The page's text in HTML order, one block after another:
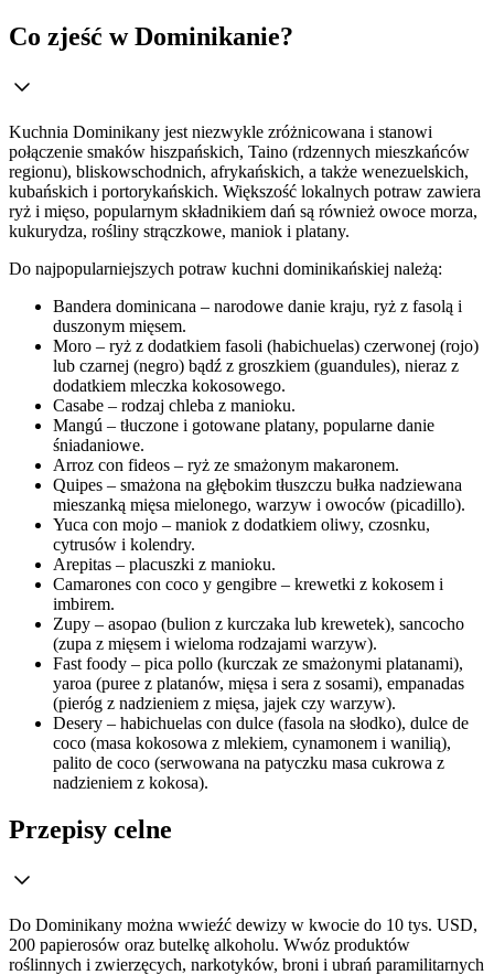
Co zjeść w Dominikanie?
Kuchnia Dominikany jest niezwykle zróżnicowana i stanowi
połączenie smaków hiszpańskich, Taino (rdzennych mieszkańców
regionu), bliskowschodnich, afrykańskich, a także wenezuelskich,
kubańskich i portorykańskich. Większość lokalnych potraw zawiera
ryż i mięso, popularnym składnikiem dań są również owoce morza,
kukurydza, rośliny strączkowe, maniok i platany.
Do najpopularniejszych potraw kuchni dominikańskiej należą:
Bandera dominicana – narodowe danie kraju, ryż z fasolą i
duszonym mięsem.
Moro – ryż z dodatkiem fasoli (habichuelas) czerwonej (rojo)
lub czarnej (negro) bądź z groszkiem (guandules), nieraz z
dodatkiem mleczka kokosowego.
Casabe – rodzaj chleba z manioku.
Mangú – tłuczone i gotowane platany, popularne danie
śniadaniowe.
Arroz con fideos – ryż ze smażonym makaronem.
Quipes – smażona na głębokim tłuszczu bułka nadziewana
mieszanką mięsa mielonego, warzyw i owoców (picadillo).
Yuca con mojo – maniok z dodatkiem oliwy, czosnku,
cytrusów i kolendry.
Arepitas – placuszki z manioku.
Camarones con coco y gengibre – krewetki z kokosem i
imbirem.
Zupy – asopao (bulion z kurczaka lub krewetek), sancocho
(zupa z mięsem i wieloma rodzajami warzyw).
Fast foody – pica pollo (kurczak ze smażonymi platanami),
yaroa (puree z platanów, mięsa i sera z sosami), empanadas
(pieróg z nadzieniem z mięsa, jajek czy warzyw).
Desery – habichuelas con dulce (fasola na słodko), dulce de
coco (masa kokosowa z mlekiem, cynamonem i wanilią),
palito de coco (serwowana na patyczku masa cukrowa z
nadzieniem z kokosa).
Przepisy celne
Do Dominikany można wwieźć dewizy w kwocie do 10 tys. USD,
200 papierosów oraz butelkę alkoholu. Wwóz produktów
roślinnych i zwierzęcych, narkotyków, broni i ubrań paramilitarnych